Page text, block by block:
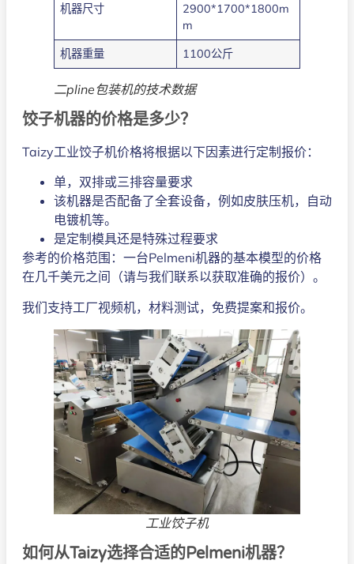
机器尺寸
2900*1700*1800m
m
机器重量
1100公斤
二pline包装机的技术数据
饺子机器的价格是多少？
Taizy工业饺子机价格将根据以下因素进行定制报价：
单，双排或三排容量要求
该机器是否配备了全套设备，例如皮肤压机，自动
电镀机等。
是定制模具还是特殊过程要求
参考的价格范围：一台Pelmeni机器的基本模型的价格
在几千美元之间（请与我们联系以获取准确的报价）。
我们支持工厂视频机，材料测试，免费提案和报价。
工业饺子机
如何从Taizy选择合适的Pelmeni机器？